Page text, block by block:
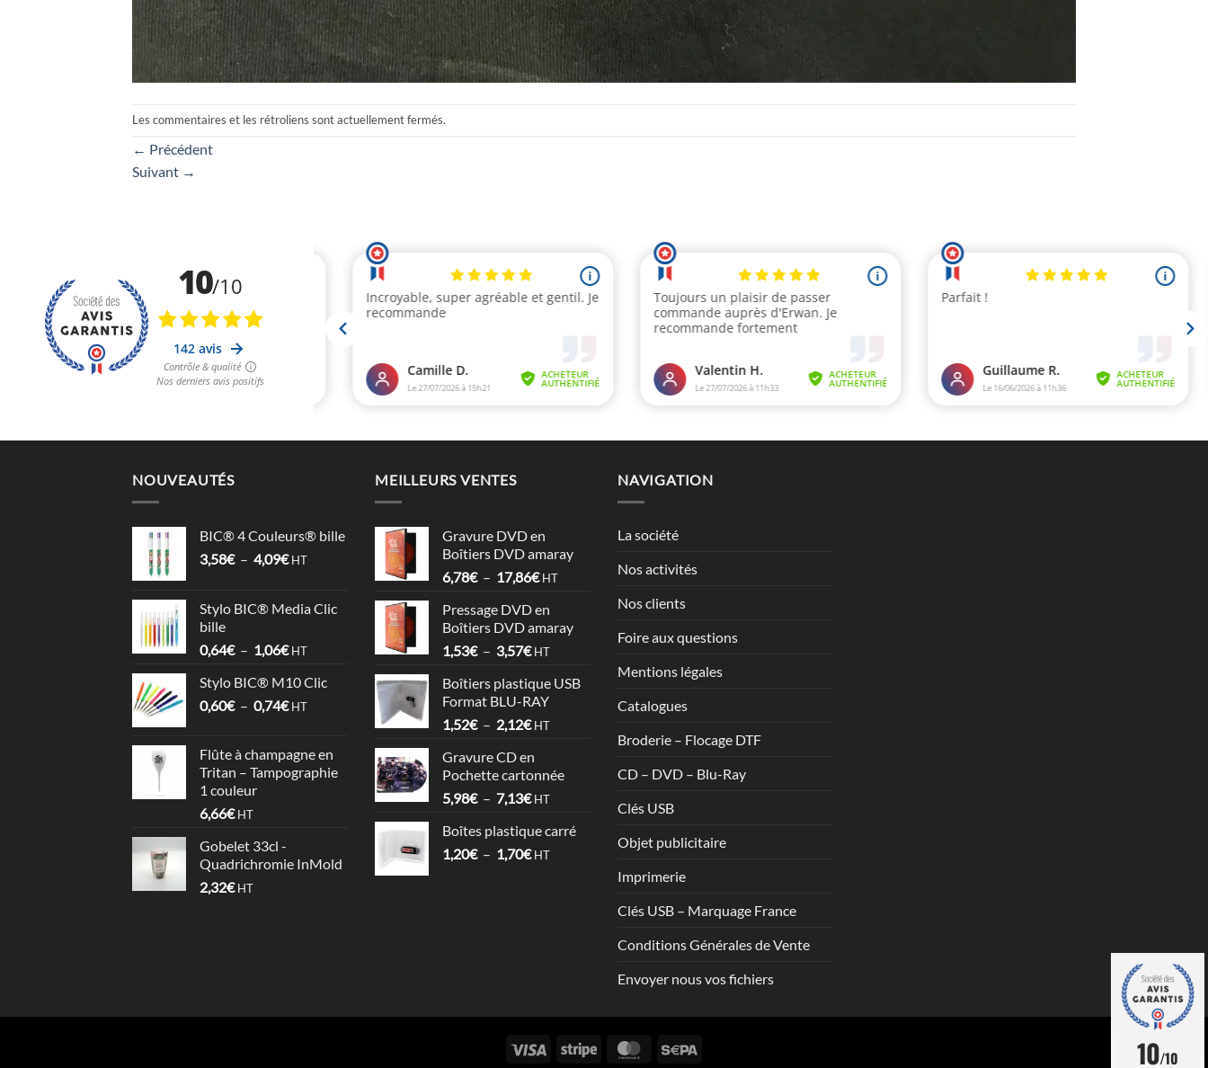
Les commentaires et les rétroliens sont actuellement fermés.
← Précédent
Suivant →
NOUVEAUTÉS
BIC® 4 Couleurs® bille
3,58€ – 4,09€Plage
3,58€
4,09€
HT
Stylo BIC® Media Clic
bille
0,64€ – 1,06€Plage
prix :
0,64€
HT
Stylo BIC® M10 Clic
0,60€ – 0,74€Plage
0,60€
à
HT
Flûte à champagne en
Tritan – Tampographie
1 couleur
6,66€ HT
Gobelet 33cl -
Quadrichromie InMold
2,32€ HT
MEILLEURS VENTES
Gravure DVD en
Boîtiers DVD amaray
6,78€ – 17,86€Plage
prix :
6,78€
à
HT
Pressage DVD en
Boîtiers DVD amaray
1,53€ – 3,57€Plage
prix :
1,53€
à
HT
Boîtiers plastique USB
Format BLU-RAY
1,52€ – 2,12€Plage
prix :
1,52€
à
HT
Gravure CD en
Pochette cartonnée
5,98€ – 7,13€Plage
prix :
5,98€
HT
Boîtes plastique carré
1,20€ – 1,70€Plage
HT
NAVIGATION
La société
Nos activités
Nos clients
Foire aux questions
Mentions légales
Catalogues
Broderie – Flocage DTF
CD – DVD – Blu-Ray
Clés USB
Objet publicitaire
Imprimerie
Clés USB – Marquage France
Conditions Générales de Vente
Envoyer nous vos fichiers
Visa Stripe MasterCard 10/10